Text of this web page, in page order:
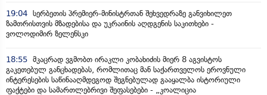
19:04 სერბეთის პრემიერ-მინისტრთან შეხვედრაზე განვიხილეთ
ზამთრისთვის მზადებისა და უკრაინის აღდგენის საკითხები -
ვოლოდიმირ ზელენსკი
18:55 მკაცრად ვგმობთ ირაკლი კობახიძის მიერ 8 აგვისტოს
გაკეთებულ განცხადებას, რომლითაც მან საქართველოს ეროვნული
ინტერესების საწინააღმდეგოდ შეგნებულად გააყალბა ისტორიული
ფაქტები და სამართლებრივი შეფასებები - „კოალიცია